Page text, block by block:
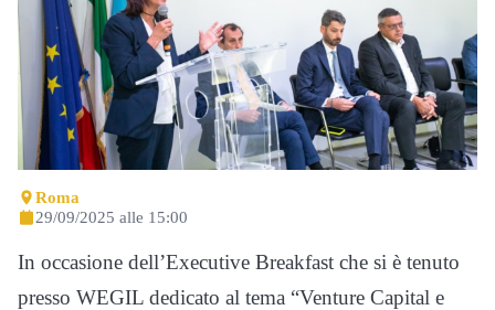
Roma
29/09/2025 alle 15:00
In occasione dell’Executive Breakfast che si è tenuto
presso WEGIL dedicato al tema “Venture Capital e